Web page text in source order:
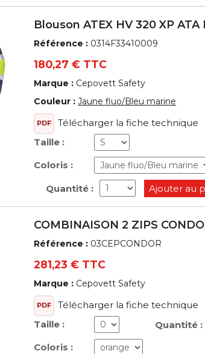
Blouson ATEX HV 320 XP ATA
Référence : 0314F33410009
180,27 € TTC
Marque : Cepovett Safety
Couleur : Jaune fluo/Bleu marine
PDF
Télécharger la fiche technique
Taille :
Coloris :
Quantité : Ajouter au
COMBINAISON 2 ZIPS
Référence : 03CEPCONDOR
281,23 € TTC
Marque : Cepovett Safety
PDF
Télécharger la fiche technique
Taille :
Coloris :
Quantité :